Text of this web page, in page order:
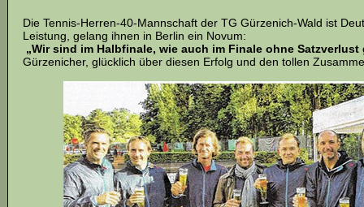
Die Tennis-Herren-40-Mannschaft der TG Gürzenich-Wald ist
Leistung, gelang ihnen in Berlin ein Novum:
„Wir sind im Halbfinale, wie auch im Finale ohne
Gürzenicher, glücklich über diesen Erfolg und den tollen